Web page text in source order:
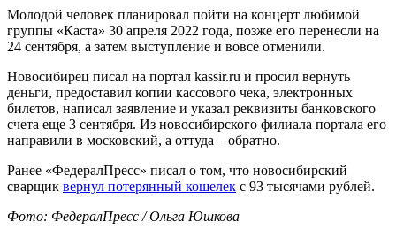
Молодой человек планировал пойти на концерт любимой
группы «Каста» 30 апреля 2022 года, позже его перенесли на
24 сентября, а затем выступление и вовсе отменили.
Новосибирец писал на портал kassir.ru и просил вернуть
деньги, предоставил копии кассового чека, электронных
билетов, написал заявление и указал реквизиты банковского
счета еще 3 сентября. Из новосибирского филиала портала его
направили в московский, а оттуда – обратно.
Ранее «ФедералПресс» писал о том, что новосибирский
сварщик вернул потерянный кошелек с 93 тысячами рублей.
Фото: ФедералПресс / Ольга Юшкова